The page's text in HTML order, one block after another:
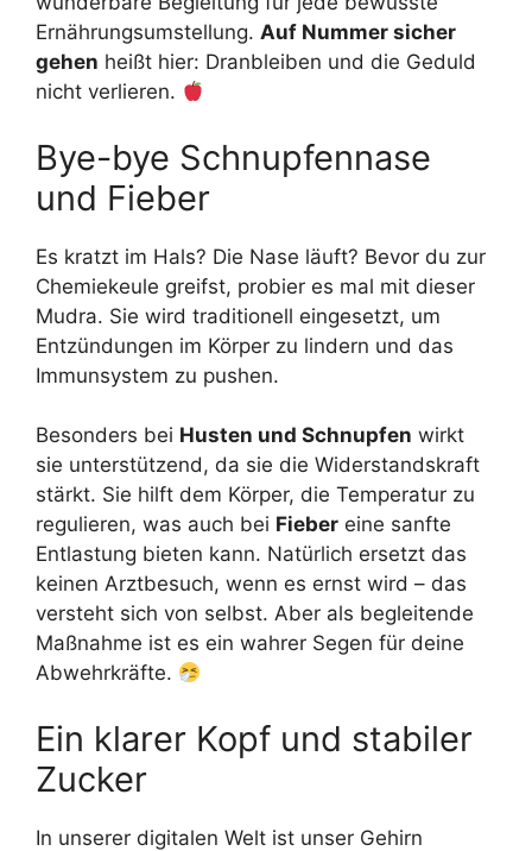
Ernährungsumstellung. Auf Nummer sicher
gehen heißt hier: Dranbleiben und die Geduld
nicht verlieren.
Bye-bye Schnupfennase
und Fieber
Es kratzt im Hals? Die Nase läuft? Bevor du zur
Chemiekeule greifst, probier es mal mit dieser
Mudra. Sie wird traditionell eingesetzt, um
Entzündungen im Körper zu lindern und das
Immunsystem zu pushen.
Besonders bei Husten und Schnupfen wirkt
sie unterstützend, da sie die Widerstandskraft
stärkt. Sie hilft dem Körper, die Temperatur zu
regulieren, was auch bei Fieber eine sanfte
Entlastung bieten kann. Natürlich ersetzt das
keinen Arztbesuch, wenn es ernst wird – das
versteht sich von selbst. Aber als begleitende
Maßnahme ist es ein wahrer Segen für deine
Abwehrkräfte.
Ein klarer Kopf und stabiler
Zucker
In unserer digitalen Welt ist unser Gehirn